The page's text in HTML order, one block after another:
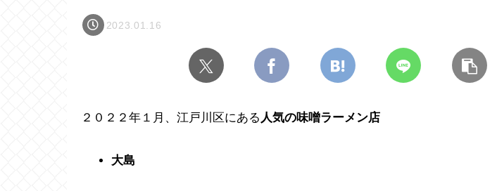
2023.01.16
２０２２年１月、江戸川区にある 人気の味噌ラーメン店
大島